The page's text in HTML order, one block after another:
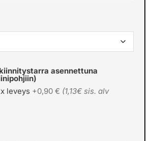
asennettuna
leveys +0,90 € (1,13€ sis. alv